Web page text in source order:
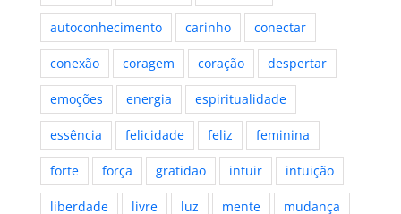
autoconhecimento carinho conectar
conexão coragem coração despertar
emoções energia espiritualidade
essência felicidade feliz feminina
forte força gratidao intuir intuição
liberdade livre luz mente mudança